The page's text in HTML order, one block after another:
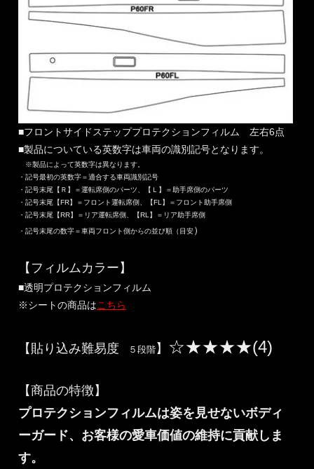
■フロントサイドステッププロテクションフィルム 左右6点
■製品についている英数字は車両の識別記号となります。
※製品によって英数字は異なります。
・記号最初の英数字＝適合する車両識別記号
・記号末尾【Ｒ】＝運転席側のパーツ、【Ｌ】＝助手席側のパーツ
・記号末尾【FR】＝フロント運転席側、【FL】＝フロント助手席側
・記号末尾【RR】＝リア運転席側、【RL】＝リア助手席側
・記号末尾の数字＝車両フロント側からの並び順（目安）
【フィルムカラー】
■透明プロテクションフィルム
※シートの商品はこちら
【貼り込み難易度 ５段階 】 ☆★★★★(4)
【商品の特徴】
プロテクションフィルムは姿を見せないボディ
ーガード、お客様の愛車価値の維持に貢献しま
す。